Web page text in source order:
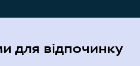
для відпочинку